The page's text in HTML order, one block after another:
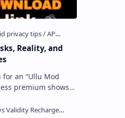
Reality, and
for an “Ullu Mod
premium shows
files are often …